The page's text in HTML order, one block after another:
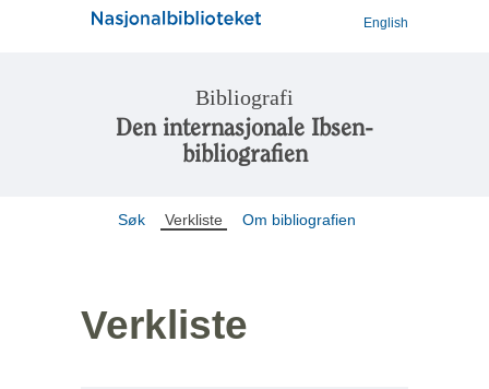
English
Bibliografi
Den internasjonale Ibsen-
bibliografien
Søk Verkliste Om bibliografien
Verkliste